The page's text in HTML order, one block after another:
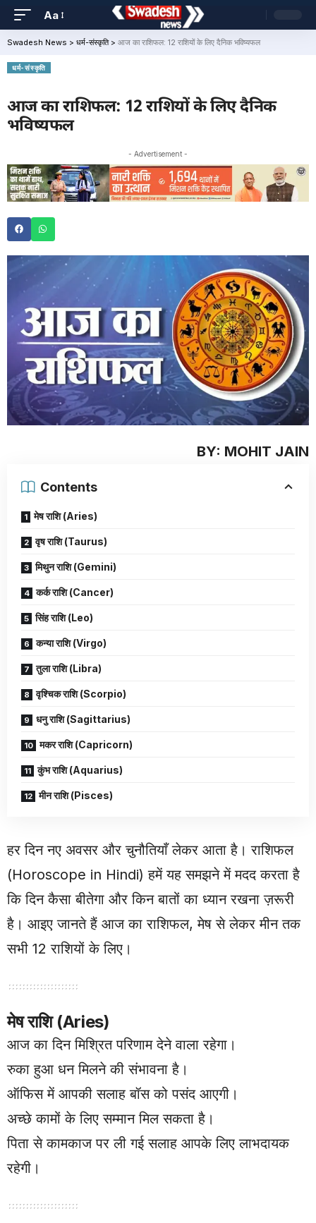
Aa
Swadesh News > धर्म-संस्कृति> आज का राशिफल: 12 राशियों के लिए दैनिक भविष्यफल
धर्म-संस्कृति
आज का राशिफल: 12 राशियों के लिए दैनिक
भविष्यफल
- Advertisement -
BY: MOHIT JAIN
Contents
मेष राशि (Aries)
वृष राशि (Taurus)
मिथुन राशि (Gemini)
कर्क राशि (Cancer)
सिंह राशि (Leo)
कन्या राशि (Virgo)
तुला राशि (Libra)
वृश्चिक राशि (Scorpio)
धनु राशि (Sagittarius)
मकर राशि (Capricorn)
कुंभ राशि (Aquarius)
मीन राशि (Pisces)
हर दिन नए अवसर और चुनौतियाँ लेकर आता है। राशिफल
(Horoscope in Hindi) हमें यह समझने में मदद करता है
कि दिन कैसा बीतेगा और किन बातों का ध्यान रखना ज़रूरी
है। आइए जानते हैं आज का राशिफल, मेष से लेकर मीन तक
सभी 12 राशियों के लिए।
मेष राशि (Aries)
आज का दिन मिश्रित परिणाम देने वाला रहेगा।
रुका हुआ धन मिलने की संभावना है।
ऑफिस में आपकी सलाह बॉस को पसंद आएगी।
अच्छे कामों के लिए सम्मान मिल सकता है।
पिता से कामकाज पर ली गई सलाह आपके लिए लाभदायक
रहेगी।